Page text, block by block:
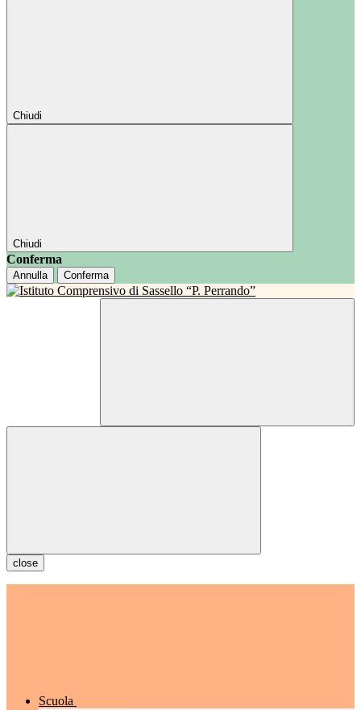
Chiudi
Chiudi
Conferma
Annulla Conferma
close
Scuola